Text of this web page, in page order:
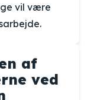
vil være
af
ved